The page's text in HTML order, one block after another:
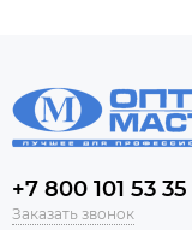
+7 800 101 53 35
Заказать звонок